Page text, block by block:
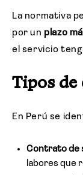
La normativa
por un plazo
el servicio
Tipos
En Perú se
Contrato de
labores que